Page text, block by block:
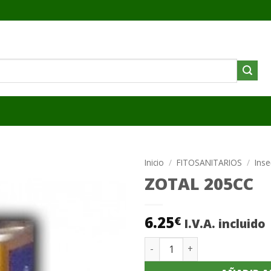
Inicio / FITOSANITARIOS /
ZOTAL 205CC
6.25€ I.V.A. incluido
ZOTAL 205CC cantidad